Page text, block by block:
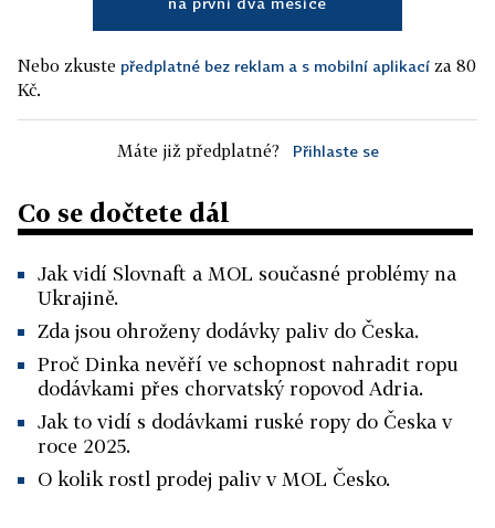
Nebo zkuste předplatné bez reklam a s mobilní aplikací za 80
Kč.
Máte již předplatné? Přihlaste se
Co se dočtete dál
Jak vidí Slovnaft a MOL současné problémy na
Ukrajině.
Zda jsou ohroženy dodávky paliv do Česka.
Proč Dinka nevěří ve schopnost nahradit ropu
dodávkami přes chorvatský ropovod Adria.
Jak to vidí s dodávkami ruské ropy do Česka v
roce 2025.
O kolik rostl prodej paliv v MOL Česko.